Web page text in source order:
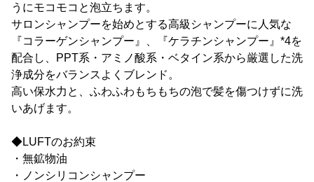
うにモコモコと泡立ちます。
サロンシャンプーを始めとする高級シャンプーに人気な
『コラーゲンシャンプー』、『ケラチンシャンプー』*4を
配合し、PPT系・アミノ酸系・ベタイン系から厳選した洗
浄成分をバランスよくブレンド。
高い保水力と、ふわふわもちもちの泡で髪を傷つけずに洗
いあげます。
◆LUFTのお約束
・無鉱物油
・ノンシリコンシャンプー